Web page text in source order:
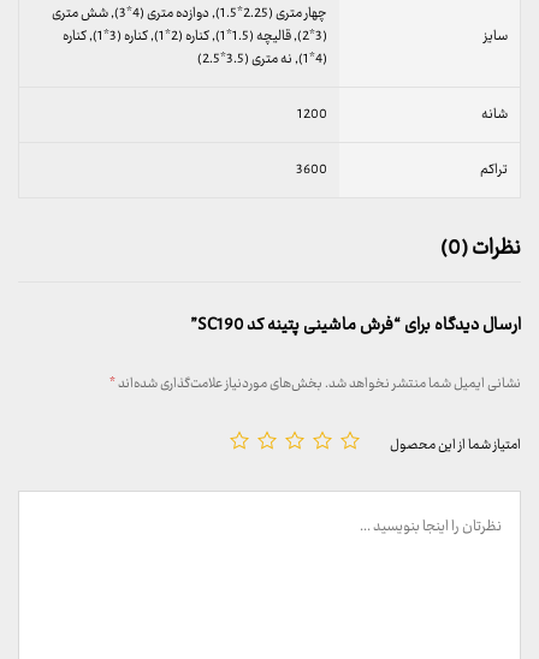
سایز
چهار متری (2.25*1.5), دوازده متری (4*3), شش متری
(3*2), قالیچه (1.5*1), کناره (2*1), کناره (3*1), کناره
(4*1), نه متری (3.5*2.5)
شانه 1200
تراکم 3600
نظرات (0)
ارسال دیدگاه برای “فرش ماشینی پتینه کد SC190”
نشانی ایمیل شما منتشر نخواهد شد.بخش‌های موردنیاز علامت‌گذاری شده‌اند*
امتیاز شما از این محصول